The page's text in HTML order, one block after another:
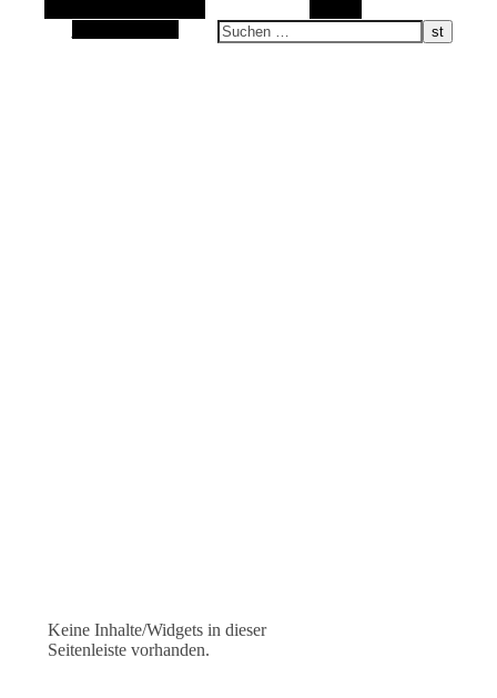
Sand im Schuh, Wasser im Gesicht …
Keine Inhalte/Widgets in dieser
Seitenleiste vorhanden.